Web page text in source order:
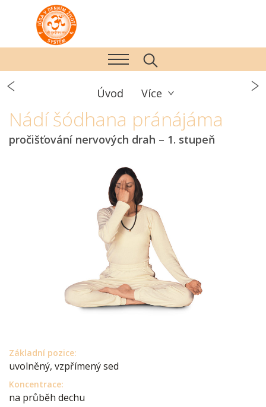
Úvod Více
Nádí šódhana pránájáma
pročišťování nervových drah – 1. stupeň
Základní pozice:
uvolněný, vzpřímený sed
Koncentrace:
na průběh dechu